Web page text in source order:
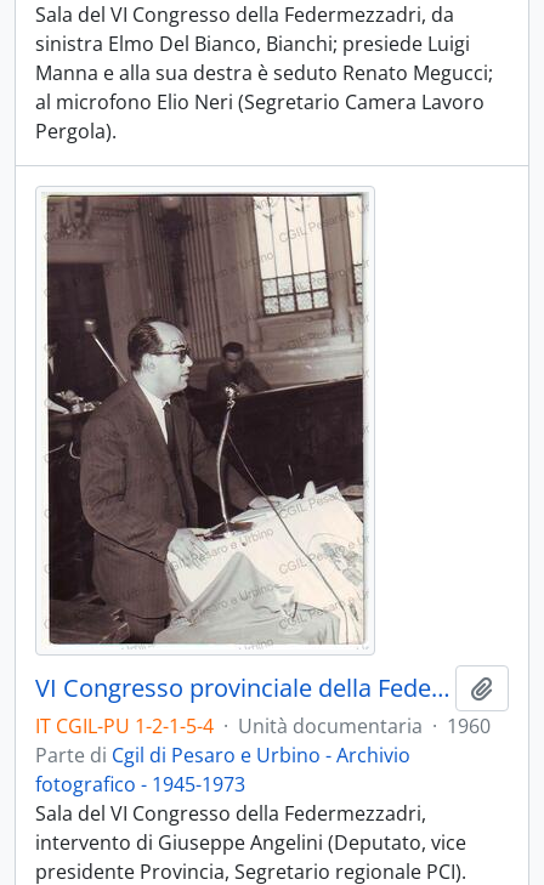
Sala del VI Congresso della Federmezzadri, da
sinistra Elmo Del Bianco, Bianchi; presiede Luigi
Manna e alla sua destra è seduto Renato Megucci;
al microfono Elio Neri (Segretario Camera Lavoro
Pergola).
VI Congresso provinciale della Federmezzadri - 1960
IT CGIL-PU 1-2-1-5-4 · Unità documentaria · 1960
Parte di Cgil di Pesaro e Urbino - Archivio
fotografico - 1945-1973
Sala del VI Congresso della Federmezzadri,
intervento di Giuseppe Angelini (Deputato, vice
presidente Provincia, Segretario regionale PCI).